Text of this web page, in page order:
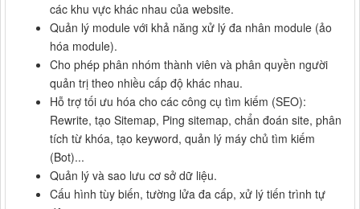
các khu vực khác nhau của website.
Quản lý module với khả năng xử lý đa nhân module (ảo
hóa module).
Cho phép phân nhóm thành viên và phân quyền người
quản trị theo nhiều cấp độ khác nhau.
Hỗ trợ tối ưu hóa cho các công cụ tìm kiếm (SEO):
Rewrite, tạo Sitemap, Ping sitemap, chẩn đoán site, phân
tích từ khóa, tạo keyword, quản lý máy chủ tìm kiếm
(Bot)...
Quản lý và sao lưu cơ sở dữ liệu.
Cấu hình tùy biến, tường lửa đa cấp, xử lý tiến trình tự